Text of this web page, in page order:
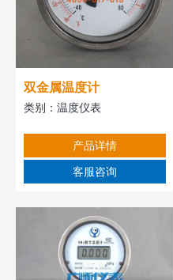
双金属温度计
类别： 温度仪表
产品详情
客服咨询